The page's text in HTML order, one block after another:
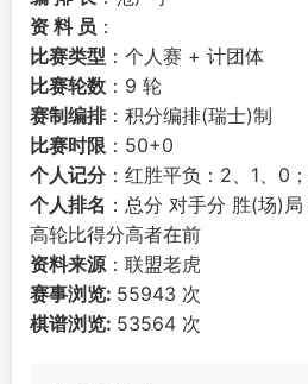
资 料 员 ：
比赛类型 ：个人赛 + 计团体
比赛轮数 ：9 轮
赛制编排：积分编排(瑞士)制
比赛时限 ：50+0
个人记分：红胜平负：2、1、0
个人排名 ：总分 对手分 胜(场)
高轮比得分高者在前
资料来源：联盟老虎
赛事浏览: 55943 次
棋谱浏览: 53564 次